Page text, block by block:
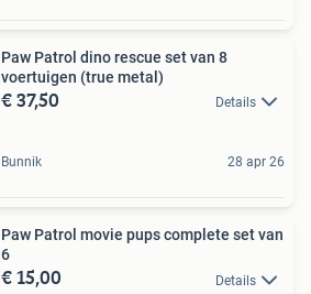
Paw Patrol dino rescue set van 8
voertuigen (true metal)
€ 37,50 Details
Bunnik 28 apr 26
Paw Patrol movie pups complete set van
6
€ 15,00 Details